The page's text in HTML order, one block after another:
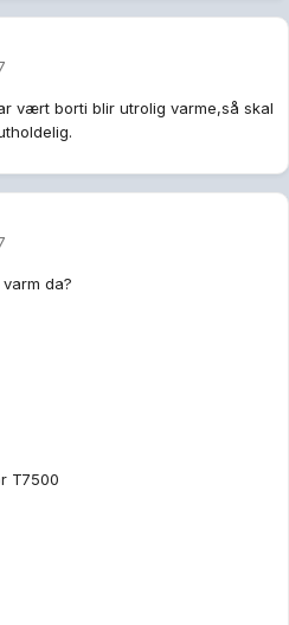
vært borti blir utrolig varme,så skal
da?
T7500